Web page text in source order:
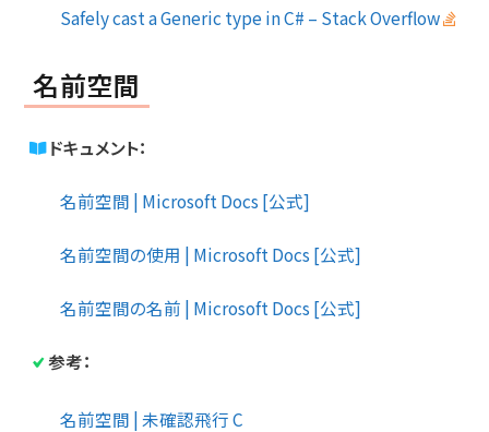
Safely cast a Generic type in C# – Stack Overflow
名前空間
ドキュメント：
名前空間 | Microsoft Docs [公式]
名前空間の使用 | Microsoft Docs [公式]
名前空間の名前 | Microsoft Docs [公式]
参考：
名前空間 | 未確認飛行 C